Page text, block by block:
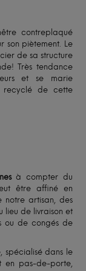
contreplaqué
son piètement. Le
de sa structure
Très tendance
et se marie
recyclé de cette
à compter du
être affiné en
artisan, des
lieu de livraison et
ou de congés de
spécialisé dans le
en pas-de-porte,